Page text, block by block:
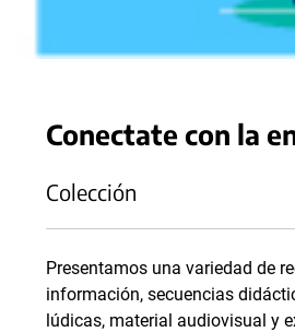
Conectate con la
Colección
Presentamos una variedad de
información, secuencias
lúdicas, material audiovisual y